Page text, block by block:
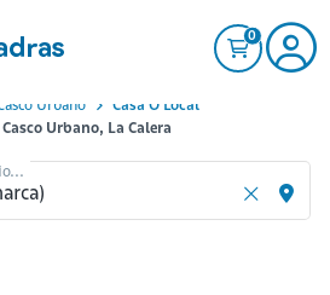
0
Urbano
Casa O Local
Urbano, La Calera